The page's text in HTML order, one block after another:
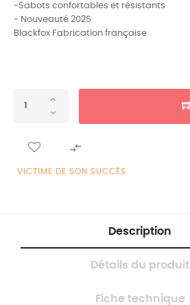
-Sabots confortables et résistants
- Nouveauté 2025
Blackfox Fabrication française

VICTIME DE SON SUCCÈS
Description
Détails du produit
Fiche technique